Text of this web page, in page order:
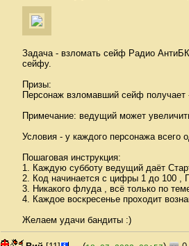
Задача - взломать сейф Радио
сейфу.
Призы:
Персонаж взломавший сейф
Примечание: ведущий может
Условия - у каждого персонажа всего
Пошаговая инструкция:
1. Каждую субботу ведущий даёт
2. Код начинается с цифры 1 до 100 ,
3. Никакого флуда , всё только по
4. Каждое воскресенье проходит
Желаем удачи бандиты :)